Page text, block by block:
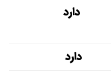
دارد
دارد